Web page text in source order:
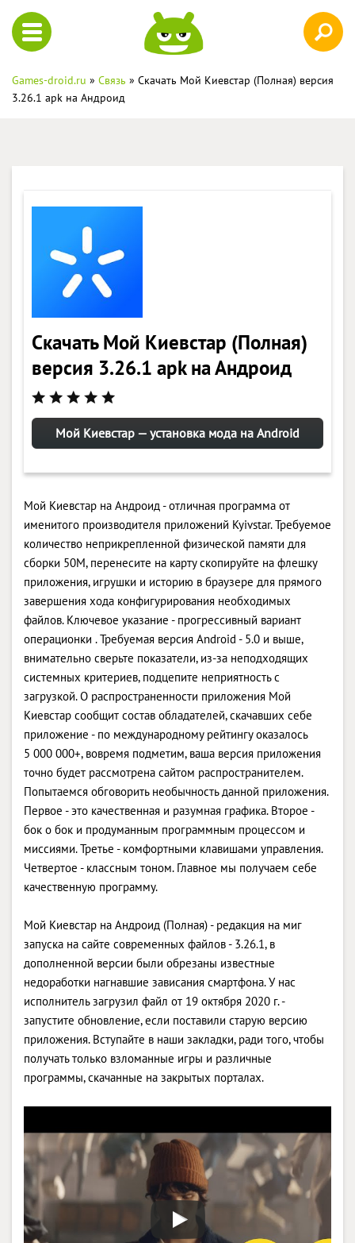
Games-droid.ru » Связь » Скачать Мой Киевстар (Полная) версия
3.26.1 apk на Андроид
Скачать Мой Киевстар (Полная)
версия 3.26.1 apk на Андроид
Мой Киевстар — установка мода на Android
Мой Киевстар на Андроид - отличная программа от
именитого производителя приложений Kyivstar. Требуемое
количество неприкрепленной физической памяти для
сборки 50M, перенесите на карту скопируйте на флешку
приложения, игрушки и историю в браузере для прямого
завершения хода конфигурирования необходимых
файлов. Ключевое указание - прогрессивный вариант
операционки . Требуемая версия Android - 5.0 и выше,
внимательно сверьте показатели, из-за неподходящих
системных критериев, подцепите неприятность с
загрузкой. О распространенности приложения Мой
Киевстар сообщит состав обладателей, скачавших себе
приложение - по международному рейтингу оказалось
5 000 000+, вовремя подметим, ваша версия приложения
точно будет рассмотрена сайтом распространителем.
Попытаемся обговорить необычность данной приложения.
Первое - это качественная и разумная графика. Второе -
бок о бок и продуманным программным процессом и
миссиями. Третье - комфортными клавишами управления.
Четвертое - классным тоном. Главное мы получаем себе
качественную программу.
Мой Киевстар на Андроид (Полная) - редакция на миг
запуска на сайте современных файлов - 3.26.1, в
дополненной версии были обрезаны известные
недоработки нагнавшие зависания смартфона. У нас
исполнитель загрузил файл от 19 октября 2020 г. -
запустите обновление, если поставили старую версию
приложения. Вступайте в наши закладки, ради того, чтобы
получать только взломанные игры и различные
программы, скачанные на закрытых порталах.